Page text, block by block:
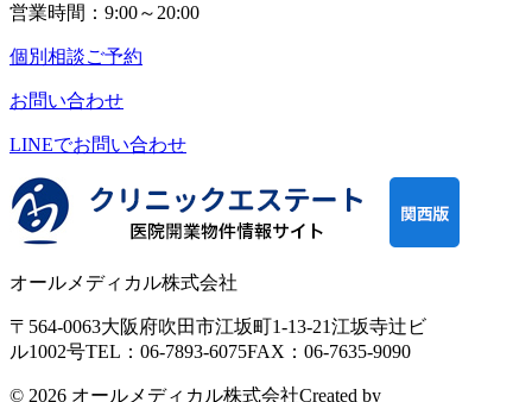
営業時間：9:00～20:00
個別相談ご予約
お問い合わせ
LINEでお問い合わせ
オールメディカル株式会社
〒564-0063大阪府吹田市江坂町1-13-21江坂寺辻ビ
ル1002号TEL：06-7893-6075FAX：06-7635-9090
© 2026 オールメディカル株式会社Created by